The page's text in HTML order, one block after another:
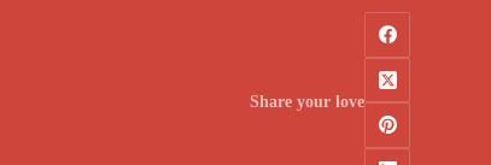
Share your love